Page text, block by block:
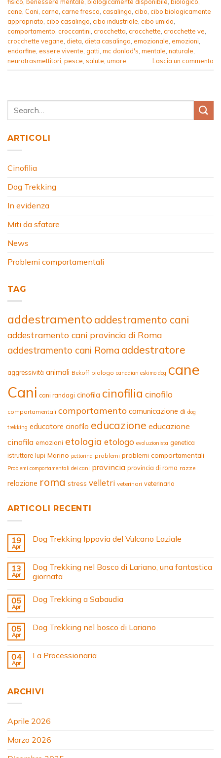
fisico, benessere mentale, biologicamente disponibile, biologico,
cane, Cani, carne, carne fresca, casalinga, cibo, cibo biologicamente
appropriato, cibo casalingo, cibo industriale, cibo umido,
comportamento, croccantini, crocchetta, crocchette, crocchette ve,
crocchette vegane, dieta, dieta casalinga, emozionale, emozioni,
endorfine, essere vivente, gatti, mc donlad's, mentale, naturale,
neurotrasmettitori, pesce, salute, umore Lascia un commento
ARTICOLI
Cinofilia
Dog Trekking
In evidenza
Miti da sfatare
News
Problemi comportamentali
TAG
addestramento addestramento cani
addestramento cani provincia di Roma
addestramento cani Roma addestratore
aggressività animali Bekoff biologo canadian eskimo dog cane
Cani cani randagi cinofila cinofilia cinofilo
comportamentali comportamento comunicazione di dog
trekking educatore cinofilo educazione educazione
cinofila emozioni etologia etologo evoluzionista genetica
istruttore lupi Marino pettorina problemi problemi comportamentali
Problemi comportamentali dei cani provincia provincia di roma razze
relazione roma stress velletri veterinari veterinario
ARTICOLI RECENTI
19
Apr
Dog Trekking Ippovia del Vulcano Laziale
13
Apr
Dog Trekking nel Bosco di Lariano, una fantastica
giornata
05
Apr
Dog Trekking a Sabaudia
05
Apr
Dog Trekking nel bosco di Lariano
04
Apr
La Processionaria
ARCHIVI
Aprile 2026
Marzo 2026